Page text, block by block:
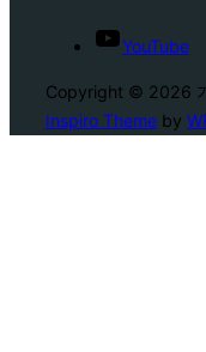
YouTube
Copyright © 2026
Inspiro Theme by